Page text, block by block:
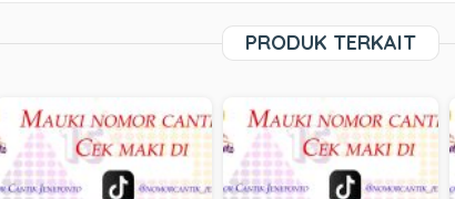
PRODUK TERKAIT